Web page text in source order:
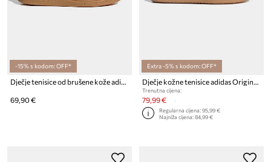
-15% s kodom: OFF*
69,90 €
Extra -5% s kodom: OFF*
Trenutna cijena:
79,99 €
Regularna cijena:95,99 €
Najniža cijena:84,99 €